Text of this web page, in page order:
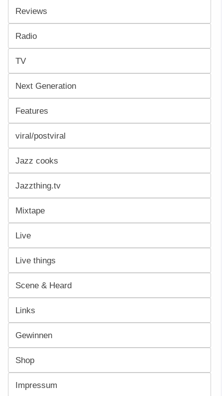
Reviews
Radio
TV
Next Generation
Features
viral/postviral
Jazz cooks
Jazzthing.tv
Mixtape
Live
Live things
Scene & Heard
Links
Gewinnen
Shop
Impressum